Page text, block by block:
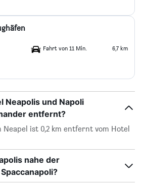
Fahrt von 11 Min. 6,7 km
Neapolis und Napoli
entfernt?
ist 0,2 km entfernt vom Hotel
nahe der